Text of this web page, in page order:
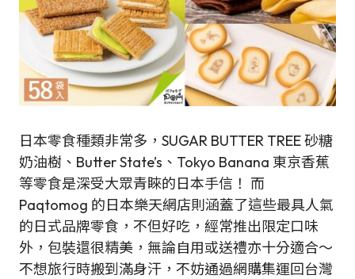
日本零食種類非常多，SUGAR BUTTER TREE 砂糖
奶油樹、Butter State’s 、Tokyo Banana 東京香蕉
等零食是深受大眾青睞的日本手信！ 而
Paqtomog 的日本樂天網店則涵蓋了這些最具人氣
的日式品牌零食，不但好吃，經常推出限定口味
外，包裝還很精美，無論自用或送禮亦十分適合～
不想旅行時搬到滿身汗，不妨通過網購集運回台灣